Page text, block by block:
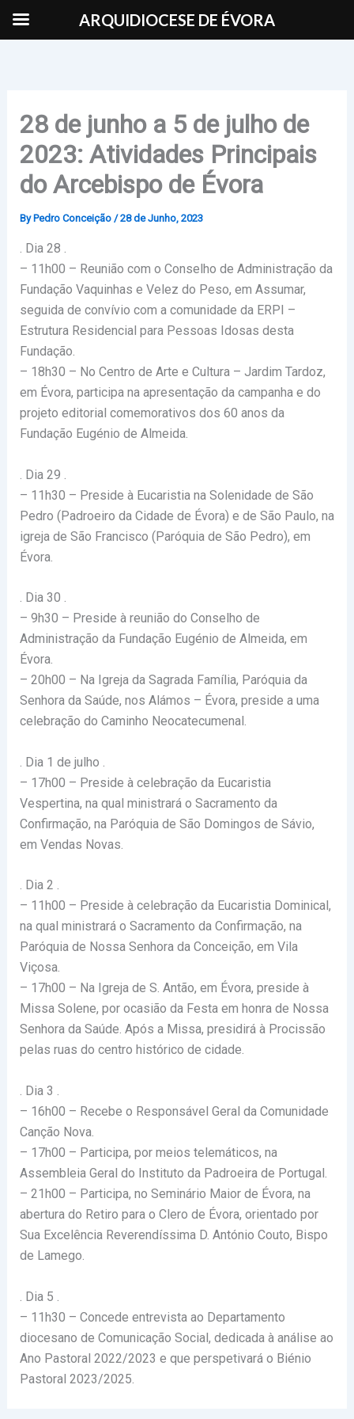
28 de junho a 5 de julho de
2023: Atividades Principais
do Arcebispo de Évora
By Pedro Conceição /28 de Junho, 2023
. Dia 28 .
– 11h00 – Reunião com o Conselho de Administração da
Fundação Vaquinhas e Velez do Peso, em Assumar,
seguida de convívio com a comunidade da ERPI –
Estrutura Residencial para Pessoas Idosas desta
Fundação.
– 18h30 – No Centro de Arte e Cultura – Jardim Tardoz,
em Évora, participa na apresentação da campanha e do
projeto editorial comemorativos dos 60 anos da
Fundação Eugénio de Almeida.
. Dia 29 .
– 11h30 – Preside à Eucaristia na Solenidade de São
Pedro (Padroeiro da Cidade de Évora) e de São Paulo, na
igreja de São Francisco (Paróquia de São Pedro), em
Évora.
. Dia 30 .
– 9h30 – Preside à reunião do Conselho de
Administração da Fundação Eugénio de Almeida, em
Évora.
– 20h00 – Na Igreja da Sagrada Família, Paróquia da
Senhora da Saúde, nos Alámos – Évora, preside a uma
celebração do Caminho Neocatecumenal.
. Dia 1 de julho .
– 17h00 – Preside à celebração da Eucaristia
Vespertina, na qual ministrará o Sacramento da
Confirmação, na Paróquia de São Domingos de Sávio,
em Vendas Novas.
. Dia 2 .
– 11h00 – Preside à celebração da Eucaristia Dominical,
na qual ministrará o Sacramento da Confirmação, na
Paróquia de Nossa Senhora da Conceição, em Vila
Viçosa.
– 17h00 – Na Igreja de S. Antão, em Évora, preside à
Missa Solene, por ocasião da Festa em honra de Nossa
Senhora da Saúde. Após a Missa, presidirá à Procissão
pelas ruas do centro histórico de cidade.
. Dia 3 .
– 16h00 – Recebe o Responsável Geral da Comunidade
Canção Nova.
– 17h00 – Participa, por meios telemáticos, na
Assembleia Geral do Instituto da Padroeira de Portugal.
– 21h00 – Participa, no Seminário Maior de Évora, na
abertura do Retiro para o Clero de Évora, orientado por
Sua Excelência Reverendíssima D. António Couto, Bispo
de Lamego.
. Dia 5 .
– 11h30 – Concede entrevista ao Departamento
diocesano de Comunicação Social, dedicada à análise ao
Ano Pastoral 2022/2023 e que perspetivará o Biénio
Pastoral 2023/2025.
ARQUIDIOCESE DE ÉVORA